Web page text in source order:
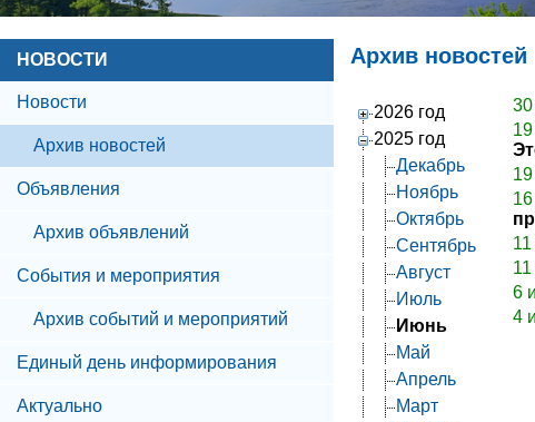
НОВОСТИ
Новости
Архив новостей
Объявления
Архив объявлений
События и мероприятия
Архив событий и мероприятий
Единый день информирования
Актуально
Архив новостей
2026 год
2025 год
Декабрь
Ноябрь
Октябрь
Сентябрь
Август
Июль
Июнь
Май
Апрель
Март
6
4